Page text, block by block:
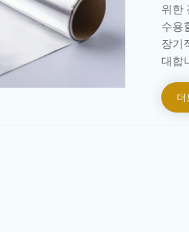
위한
수용
장기
대합
더